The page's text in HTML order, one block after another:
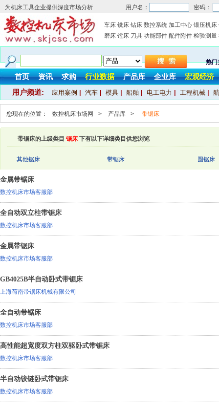
为机床工具企业提供深度市场分析 用户名： 密码：
车床 铣床 钻床 数控系统 加工中心 锻压机床
磨床 镗床 刀具 功能部件 配件附件 检验测量
热门
首页 资讯 求购 行业数据 产品库 企业库 宏观经济
用户频道: 应用案例 汽车 模具 船舶 电工电力 工程机械
您现在的位置： 数控机床市场网 > 产品库 > 带锯床
带锯床的上级类目 锯床 下有以下详细类目供您浏览
其他锯床 带锯床 圆锯床
金属带锯床
数控机床市场客服部
全自动双立柱带锯床
数控机床市场客服部
金属带锯床
数控机床市场客服部
GB4025B半自动卧式带锯床
上海荷南带锯床机械有限公司
全自动带锯床
数控机床市场客服部
高性能超宽度双方柱双驱卧式带锯床
数控机床市场客服部
半自动铰链卧式带锯床
数控机床市场客服部